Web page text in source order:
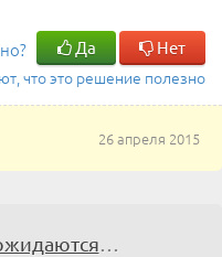
Да Нет
что это решение полезно
26 апреля 2015